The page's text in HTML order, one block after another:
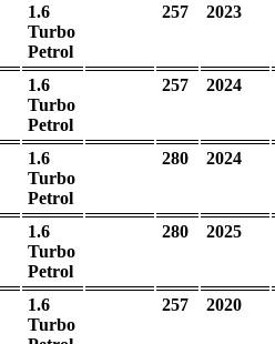
1.6
Turbo
Petrol
257 2023
1.6
Turbo
Petrol
257 2024
1.6
Turbo
Petrol
280 2024
1.6
Turbo
Petrol
280 2025
1.6
Turbo
257 2020